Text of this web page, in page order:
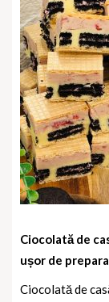
Ciocolată de
ușor de
Ciocolată de